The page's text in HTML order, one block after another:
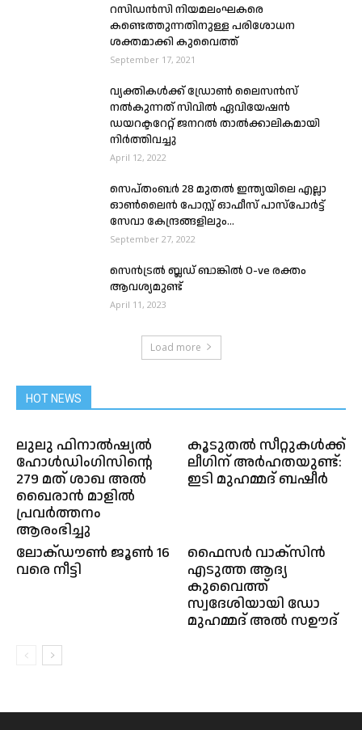
റസിഡൻസി നിയമലംഘകരെ
കണ്ടെത്തുന്നതിനുള്ള പരിശോധന
ശക്തമാക്കി കുവൈത്ത്
September 17, 2021
വ്യക്തികള്‍ക്ക് ഡ്രോണ്‍ ലൈസന്‍സ്
നൽകുന്നത് സിവിൽ ഏവിയേഷൻ
ഡയറക്ടറേറ്റ് ജനറൽ താൽക്കാലികമായി
നിർത്തിവച്ചു
April 12, 2022
സെപ്തംബർ 28 മുതൽ ഇന്ത്യയിലെ എല്ലാ
ഓൺലൈൻ പോസ്റ്റ് ഓഫീസ് പാസ്‌പോർട്ട്
സേവാ കേന്ദ്രങ്ങളിലും...
September 27, 2022
സെൻട്രൽ ബ്ലഡ് ബാങ്കില്‍ O-ve രക്തം
ആവശ്യമുണ്ട്
April 11, 2023
Load more
HOT NEWS
ലുലു ഫിനാൽഷ്യൽ
ഹോൾഡിം​ഗിസിന്റെ
279 മത് ശാഖ അൽ
ഖൈരാൻ മാളിൽ
പ്രവർത്തനം
ആരംഭിച്ചു
കൂടുതൽ സീറ്റുകൾക്ക്
ലീഗിന് അർഹതയുണ്ട്:
ഇടി മുഹമ്മദ് ബഷീർ
ലോക്ഡൗണ്‍ ജൂണ്‍ 16
വരെ നീട്ടി
ഫൈസർ വാക്സിൻ
എടുത്ത ആദ്യ
കുവൈത്ത്
സ്വദേശിയായി ഡോ
മുഹമ്മദ്‌ അൽ സഊദ്‌